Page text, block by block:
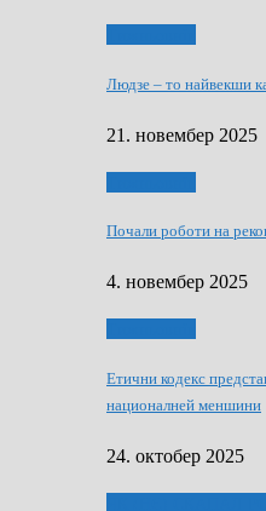
Людзе – то найвекши
21. новембер 2025
Почали роботи на
4. новембер 2025
Етични кодекс
националней меншини
24. октобер 2025